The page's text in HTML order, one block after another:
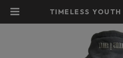
TIMELESS